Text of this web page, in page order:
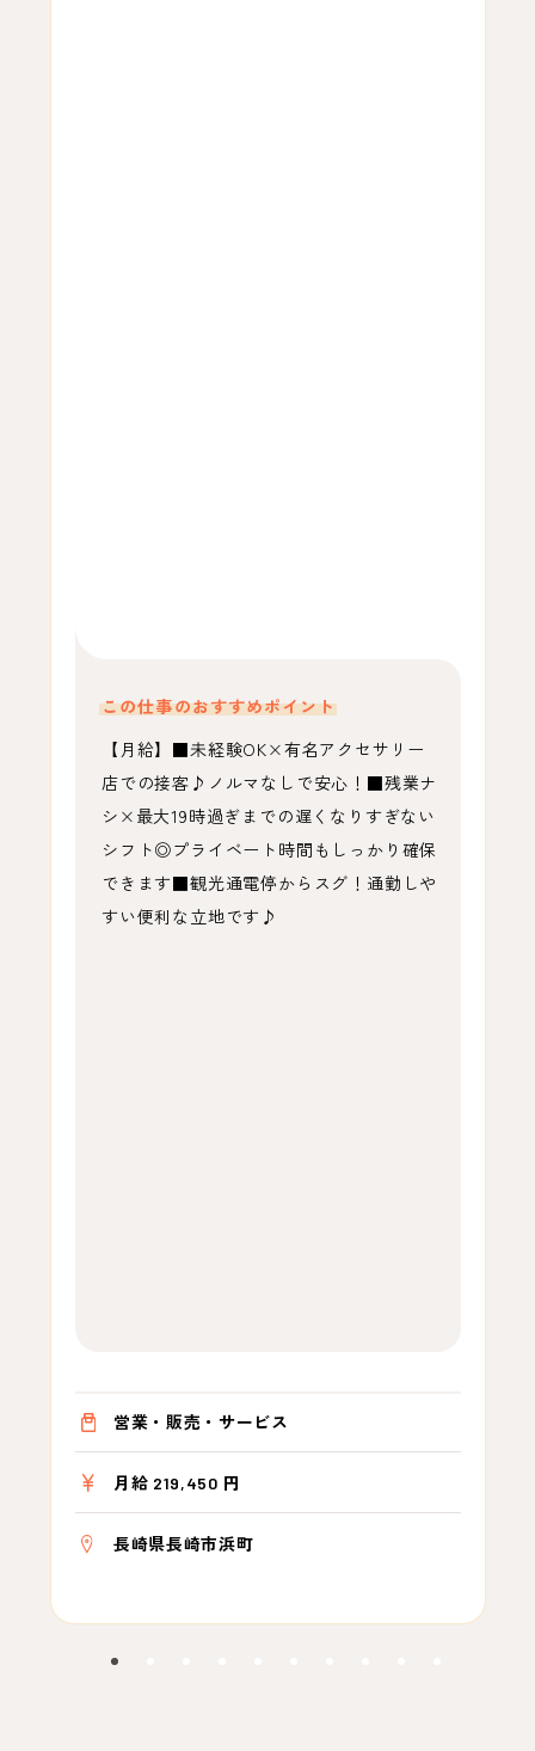
この仕事のおすすめポイント
【月給】■未経験OK×有名アクセサリー
店での接客♪ノルマなしで安心！■残業ナ
シ×最大19時過ぎまでの遅くなりすぎない
シフト◎プライベート時間もしっかり確保
できます■観光通電停からスグ！通勤しや
すい便利な立地です♪
営業・販売・サービス
月給 219,450 円
長崎県長崎市浜町